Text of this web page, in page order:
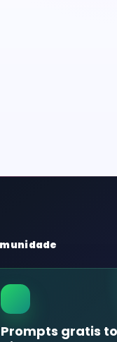
Prompts gratis